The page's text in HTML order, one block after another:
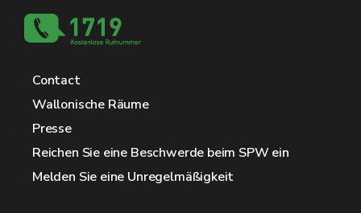
Contact
Wallonische Räume
Presse
Reichen Sie eine Beschwerde beim SPW ein
Melden Sie eine Unregelmäßigkeit